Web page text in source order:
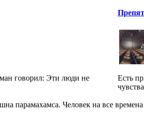
говорил: Эти люди не
Есть
парамахамса. Человек на все времена